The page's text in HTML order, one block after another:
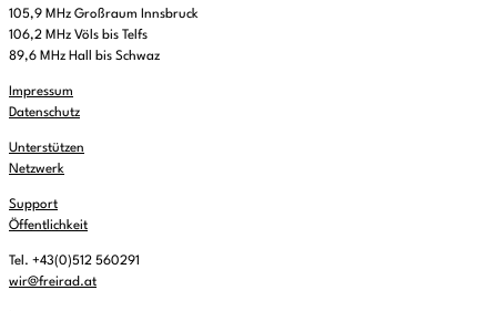
105,9 MHz Großraum Innsbruck
106,2 MHz Völs bis Telfs
89,6 MHz Hall bis Schwaz
Impressum
Datenschutz
Unterstützen
Netzwerk
Support
Öffentlichkeit
Tel. +43(0)512 560291
wir@freirad.at